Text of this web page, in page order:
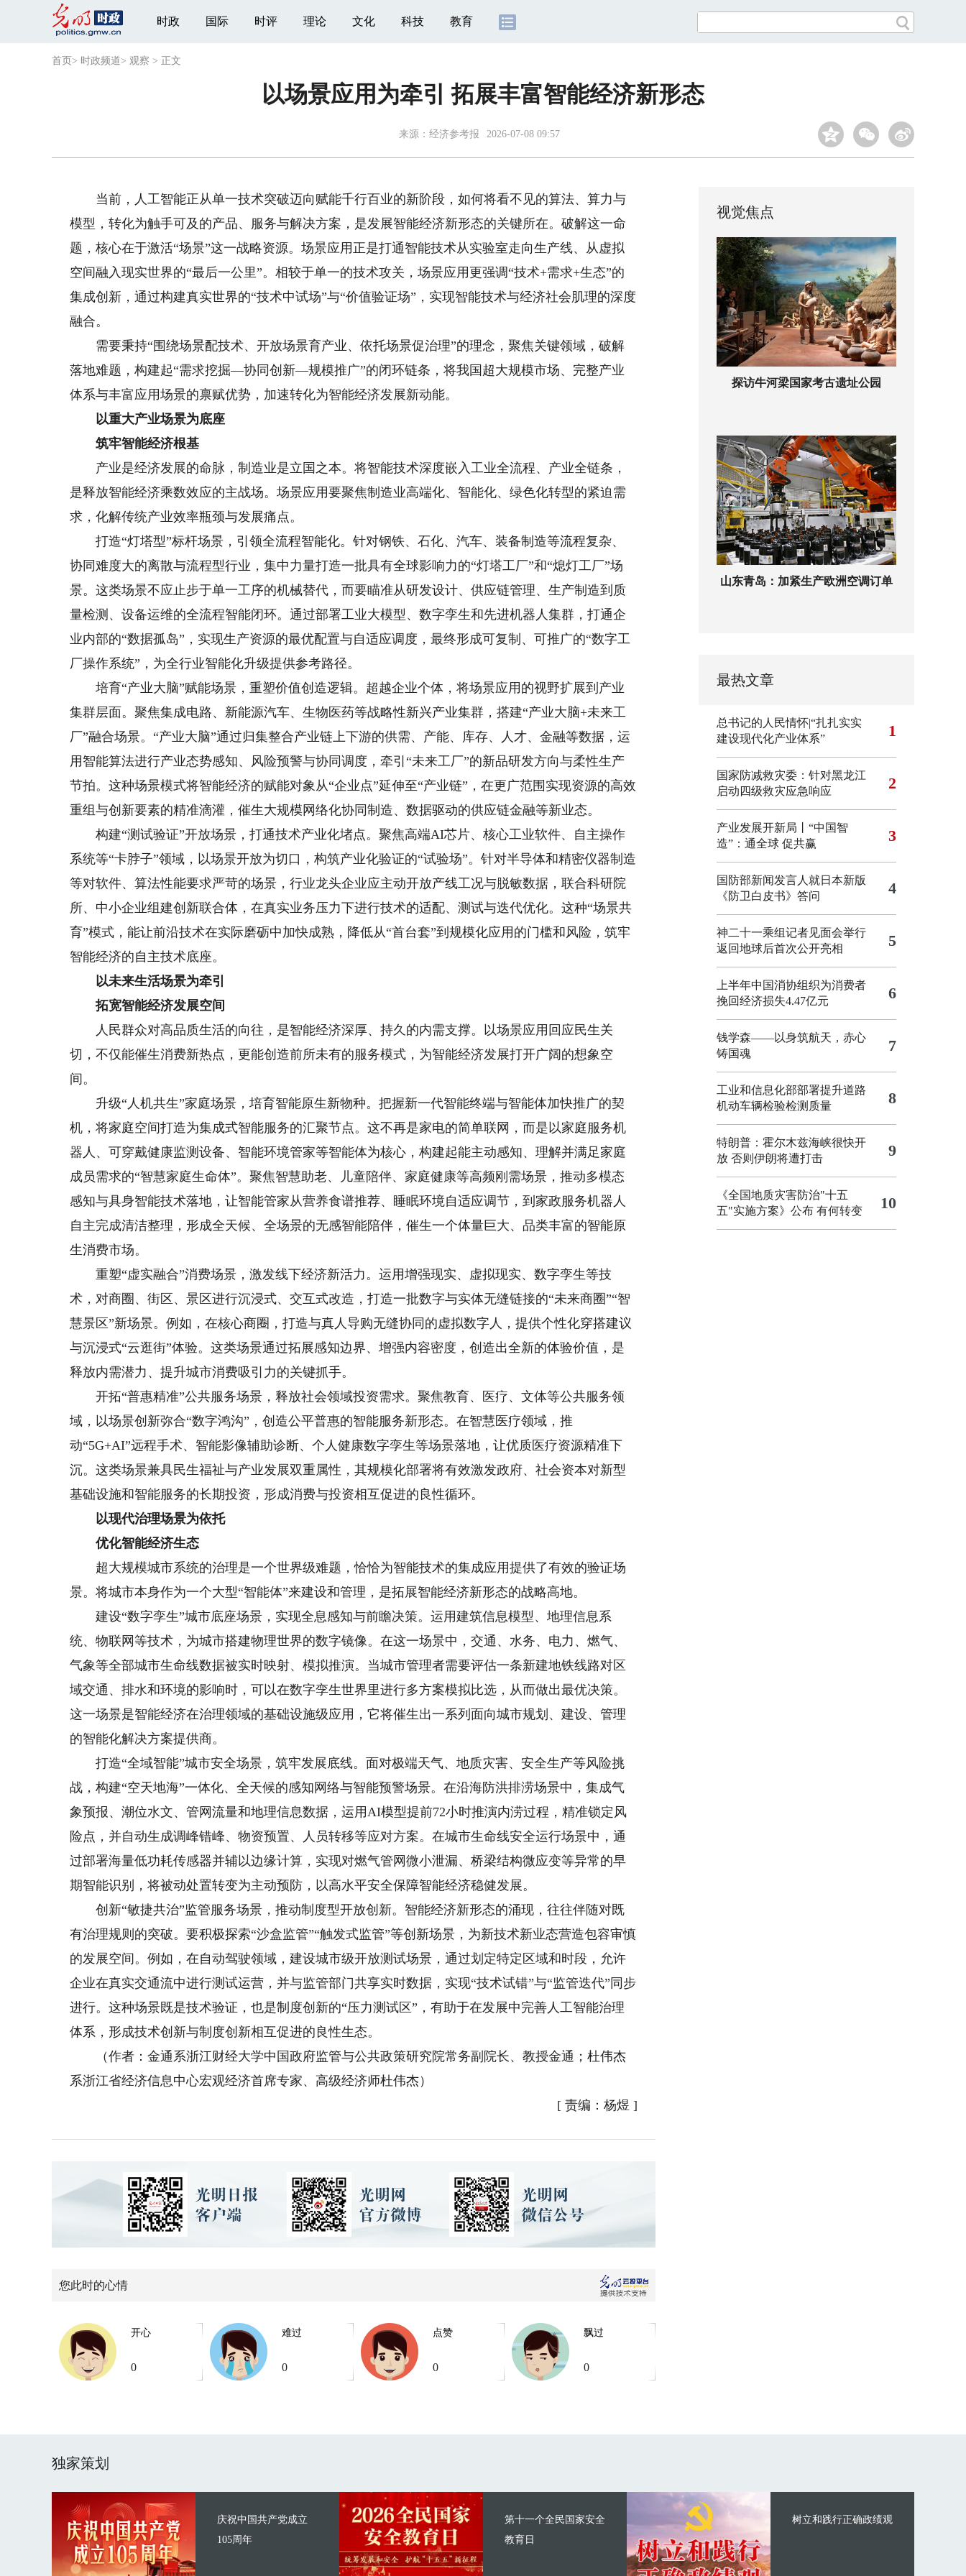
时政 国际 时评 理论 文化 科技 教育
首页 > 时政频道> 观察 > 正文
以场景应用为牵引 拓展丰富智能经济新形态
来源： 经济参考报 2026-07-08 09:57
当前，人工智能正从单一技术突破迈向赋能千行百业的新阶段，如何将看不见的算法、算力与
模型，转化为触手可及的产品、服务与解决方案，是发展智能经济新形态的关键所在。破解这一命
题，核心在于激活“场景”这一战略资源。场景应用正是打通智能技术从实验室走向生产线、从虚拟
空间融入现实世界的“最后一公里”。相较于单一的技术攻关，场景应用更强调“技术+需求+生态”的
集成创新，通过构建真实世界的“技术中试场”与“价值验证场”，实现智能技术与经济社会肌理的深度
融合。
需要秉持“围绕场景配技术、开放场景育产业、依托场景促治理”的理念，聚焦关键领域，破解
落地难题，构建起“需求挖掘—协同创新—规模推广”的闭环链条，将我国超大规模市场、完整产业
体系与丰富应用场景的禀赋优势，加速转化为智能经济发展新动能。
以重大产业场景为底座
筑牢智能经济根基
产业是经济发展的命脉，制造业是立国之本。将智能技术深度嵌入工业全流程、产业全链条，
是释放智能经济乘数效应的主战场。场景应用要聚焦制造业高端化、智能化、绿色化转型的紧迫需
求，化解传统产业效率瓶颈与发展痛点。
打造“灯塔型”标杆场景，引领全流程智能化。针对钢铁、石化、汽车、装备制造等流程复杂、
协同难度大的离散与流程型行业，集中力量打造一批具有全球影响力的“灯塔工厂”和“熄灯工厂”场
景。这类场景不应止步于单一工序的机械替代，而要瞄准从研发设计、供应链管理、生产制造到质
量检测、设备运维的全流程智能闭环。通过部署工业大模型、数字孪生和先进机器人集群，打通企
业内部的“数据孤岛”，实现生产资源的最优配置与自适应调度，最终形成可复制、可推广的“数字工
厂操作系统”，为全行业智能化升级提供参考路径。
培育“产业大脑”赋能场景，重塑价值创造逻辑。超越企业个体，将场景应用的视野扩展到产业
集群层面。聚焦集成电路、新能源汽车、生物医药等战略性新兴产业集群，搭建“产业大脑+未来工
厂”融合场景。“产业大脑”通过归集整合产业链上下游的供需、产能、库存、人才、金融等数据，运
用智能算法进行产业态势感知、风险预警与协同调度，牵引“未来工厂”的新品研发方向与柔性生产
节拍。这种场景模式将智能经济的赋能对象从“企业点”延伸至“产业链”，在更广范围实现资源的高效
重组与创新要素的精准滴灌，催生大规模网络化协同制造、数据驱动的供应链金融等新业态。
构建“测试验证”开放场景，打通技术产业化堵点。聚焦高端AI芯片、核心工业软件、自主操作
系统等“卡脖子”领域，以场景开放为切口，构筑产业化验证的“试验场”。针对半导体和精密仪器制造
等对软件、算法性能要求严苛的场景，行业龙头企业应主动开放产线工况与脱敏数据，联合科研院
所、中小企业组建创新联合体，在真实业务压力下进行技术的适配、测试与迭代优化。这种“场景共
育”模式，能让前沿技术在实际磨砺中加快成熟，降低从“首台套”到规模化应用的门槛和风险，筑牢
智能经济的自主技术底座。
以未来生活场景为牵引
拓宽智能经济发展空间
人民群众对高品质生活的向往，是智能经济深厚、持久的内需支撑。以场景应用回应民生关
切，不仅能催生消费新热点，更能创造前所未有的服务模式，为智能经济发展打开广阔的想象空
间。
升级“人机共生”家庭场景，培育智能原生新物种。把握新一代智能终端与智能体加快推广的契
机，将家庭空间打造为集成式智能服务的汇聚节点。这不再是家电的简单联网，而是以家庭服务机
器人、可穿戴健康监测设备、智能环境管家等智能体为核心，构建起能主动感知、理解并满足家庭
成员需求的“智慧家庭生命体”。聚焦智慧助老、儿童陪伴、家庭健康等高频刚需场景，推动多模态
感知与具身智能技术落地，让智能管家从营养食谱推荐、睡眠环境自适应调节，到家政服务机器人
自主完成清洁整理，形成全天候、全场景的无感智能陪伴，催生一个体量巨大、品类丰富的智能原
生消费市场。
重塑“虚实融合”消费场景，激发线下经济新活力。运用增强现实、虚拟现实、数字孪生等技
术，对商圈、街区、景区进行沉浸式、交互式改造，打造一批数字与实体无缝链接的“未来商圈”“智
慧景区”新场景。例如，在核心商圈，打造与真人导购无缝协同的虚拟数字人，提供个性化穿搭建议
与沉浸式“云逛街”体验。这类场景通过拓展感知边界、增强内容密度，创造出全新的体验价值，是
释放内需潜力、提升城市消费吸引力的关键抓手。
开拓“普惠精准”公共服务场景，释放社会领域投资需求。聚焦教育、医疗、文体等公共服务领
域，以场景创新弥合“数字鸿沟”，创造公平普惠的智能服务新形态。在智慧医疗领域，推
动“5G+AI”远程手术、智能影像辅助诊断、个人健康数字孪生等场景落地，让优质医疗资源精准下
沉。这类场景兼具民生福祉与产业发展双重属性，其规模化部署将有效激发政府、社会资本对新型
基础设施和智能服务的长期投资，形成消费与投资相互促进的良性循环。
以现代治理场景为依托
优化智能经济生态
超大规模城市系统的治理是一个世界级难题，恰恰为智能技术的集成应用提供了有效的验证场
景。将城市本身作为一个大型“智能体”来建设和管理，是拓展智能经济新形态的战略高地。
建设“数字孪生”城市底座场景，实现全息感知与前瞻决策。运用建筑信息模型、地理信息系
统、物联网等技术，为城市搭建物理世界的数字镜像。在这一场景中，交通、水务、电力、燃气、
气象等全部城市生命线数据被实时映射、模拟推演。当城市管理者需要评估一条新建地铁线路对区
域交通、排水和环境的影响时，可以在数字孪生世界里进行多方案模拟比选，从而做出最优决策。
这一场景是智能经济在治理领域的基础设施级应用，它将催生出一系列面向城市规划、建设、管理
的智能化解决方案提供商。
打造“全域智能”城市安全场景，筑牢发展底线。面对极端天气、地质灾害、安全生产等风险挑
战，构建“空天地海”一体化、全天候的感知网络与智能预警场景。在沿海防洪排涝场景中，集成气
象预报、潮位水文、管网流量和地理信息数据，运用AI模型提前72小时推演内涝过程，精准锁定风
险点，并自动生成调峰错峰、物资预置、人员转移等应对方案。在城市生命线安全运行场景中，通
过部署海量低功耗传感器并辅以边缘计算，实现对燃气管网微小泄漏、桥梁结构微应变等异常的早
期智能识别，将被动处置转变为主动预防，以高水平安全保障智能经济稳健发展。
创新“敏捷共治”监管服务场景，推动制度型开放创新。智能经济新形态的涌现，往往伴随对既
有治理规则的突破。要积极探索“沙盒监管”“触发式监管”等创新场景，为新技术新业态营造包容审慎
的发展空间。例如，在自动驾驶领域，建设城市级开放测试场景，通过划定特定区域和时段，允许
企业在真实交通流中进行测试运营，并与监管部门共享实时数据，实现“技术试错”与“监管迭代”同步
进行。这种场景既是技术验证，也是制度创新的“压力测试区”，有助于在发展中完善人工智能治理
体系，形成技术创新与制度创新相互促进的良性生态。
（作者：金通系浙江财经大学中国政府监管与公共政策研究院常务副院长、教授金通；杜伟杰
系浙江省经济信息中心宏观经济首席专家、高级经济师杜伟杰）
[ 责编：杨煜 ]
您此时的心情
开心
0
难过
0
点赞
0
飘过
0
视觉焦点
探访牛河梁国家考古遗址公园
山东青岛：加紧生产欧洲空调订单
最热文章
总书记的人民情怀|“扎扎实实
建设现代化产业体系”
1
国家防减救灾委：针对黑龙江
启动四级救灾应急响应
2
产业发展开新局丨“中国智
造”：通全球 促共赢
3
国防部新闻发言人就日本新版
《防卫白皮书》答问
4
神二十一乘组记者见面会举行
返回地球后首次公开亮相
5
上半年中国消协组织为消费者
挽回经济损失4.47亿元
6
钱学森——以身筑航天，赤心
铸国魂
7
工业和信息化部部署提升道路
机动车辆检验检测质量
8
特朗普：霍尔木兹海峡很快开
放 否则伊朗将遭打击
9
《全国地质灾害防治"十五
五"实施方案》公布 有何转变
10
独家策划
庆祝中国共产党成立
105周年
第十一个全民国家安全
教育日
树立和践行正确政绩观